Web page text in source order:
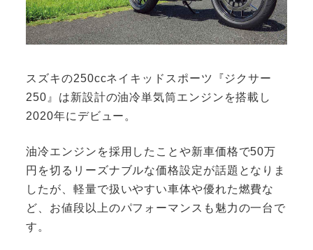
スズキの250ccネイキッドスポーツ『ジクサー
250』は新設計の油冷単気筒エンジンを搭載し
2020年にデビュー。
油冷エンジンを採用したことや新車価格で50万
円を切るリーズナブルな価格設定が話題となりま
したが、軽量で扱いやすい車体や優れた燃費な
ど、お値段以上のパフォーマンスも魅力の一台で
す。